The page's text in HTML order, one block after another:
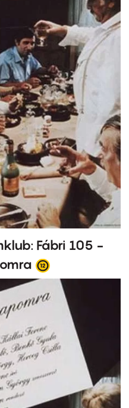
Fábri 105 -